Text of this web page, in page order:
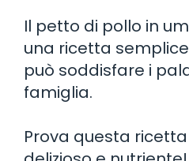
Il petto di pollo in
una ricetta
può soddisfare i
famiglia.
Prova questa